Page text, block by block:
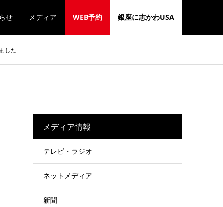
せ メディア WEB予約 銀座に志かわUSA
した
メディア情報
テレビ・ラジオ
ネットメディア
新聞